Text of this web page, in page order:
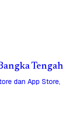
Tengah
dan App Store,